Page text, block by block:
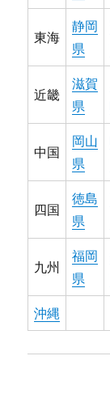
東海
静岡
県
近畿
滋賀
県
中国
岡山
県
四国
徳島
県
九州
福岡
県
沖縄